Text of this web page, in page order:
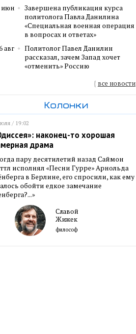
июн
Завершена публикация курса
политолога Павла Данилина
«Специальная военная операция
в вопросах и ответах»
авг
Политолог Павел Данилин
рассказал, зачем Запад хочет
«отменить» Россию
{ все новости
Колонки
/ 19:02
наконец-то хорошая
драма
пару десятилетий назад Саймон
исполнял «Песни Гурре» Арнольда
в Берлине, его спросили, как ему
обойти едкое замечание
Славой
Жижек
философ